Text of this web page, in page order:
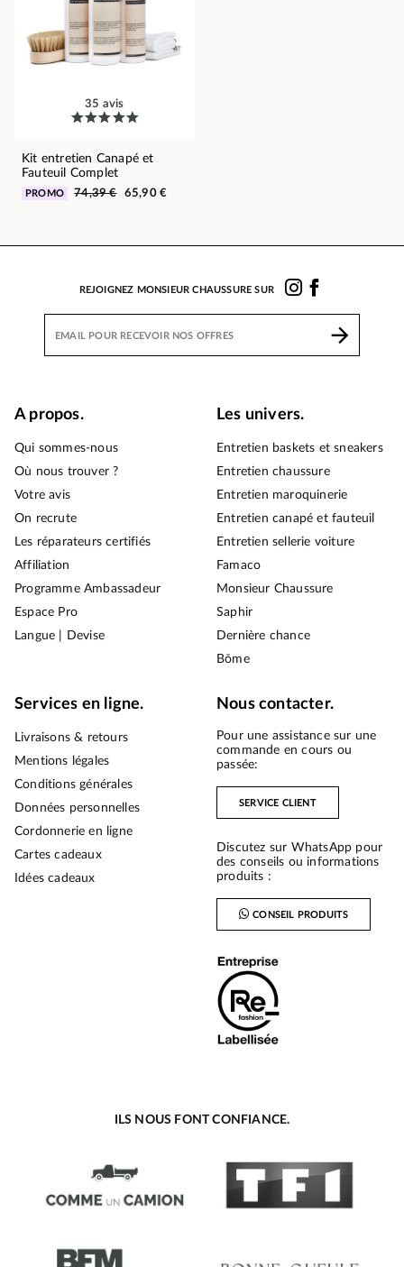
35 avis
Kit entretien Canapé et
Fauteuil Complet
PROMO 74,39 € 65,90 €
REJOIGNEZ MONSIEUR CHAUSSURE SUR
A propos.
Qui sommes-nous
Où nous trouver ?
Votre avis
On recrute
Les réparateurs certifiés
Affiliation
Programme Ambassadeur
Espace Pro
Langue | Devise
Les univers.
Entretien baskets et sneakers
Entretien chaussure
Entretien maroquinerie
Entretien canapé et fauteuil
Entretien sellerie voiture
Famaco
Monsieur Chaussure
Saphir
Dernière chance
Bōme
Services en ligne.
Livraisons & retours
Mentions légales
Conditions générales
Données personnelles
Cordonnerie en ligne
Cartes cadeaux
Idées cadeaux
Nous contacter.
Pour une assistance sur une
commande en cours ou
passée:
SERVICE CLIENT
Discutez sur WhatsApp pour
des conseils ou informations
produits :
CONSEIL PRODUITS
ILS NOUS FONT CONFIANCE.